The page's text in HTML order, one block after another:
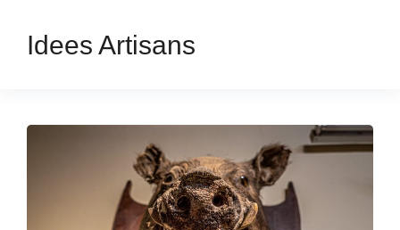
Idees Artisans